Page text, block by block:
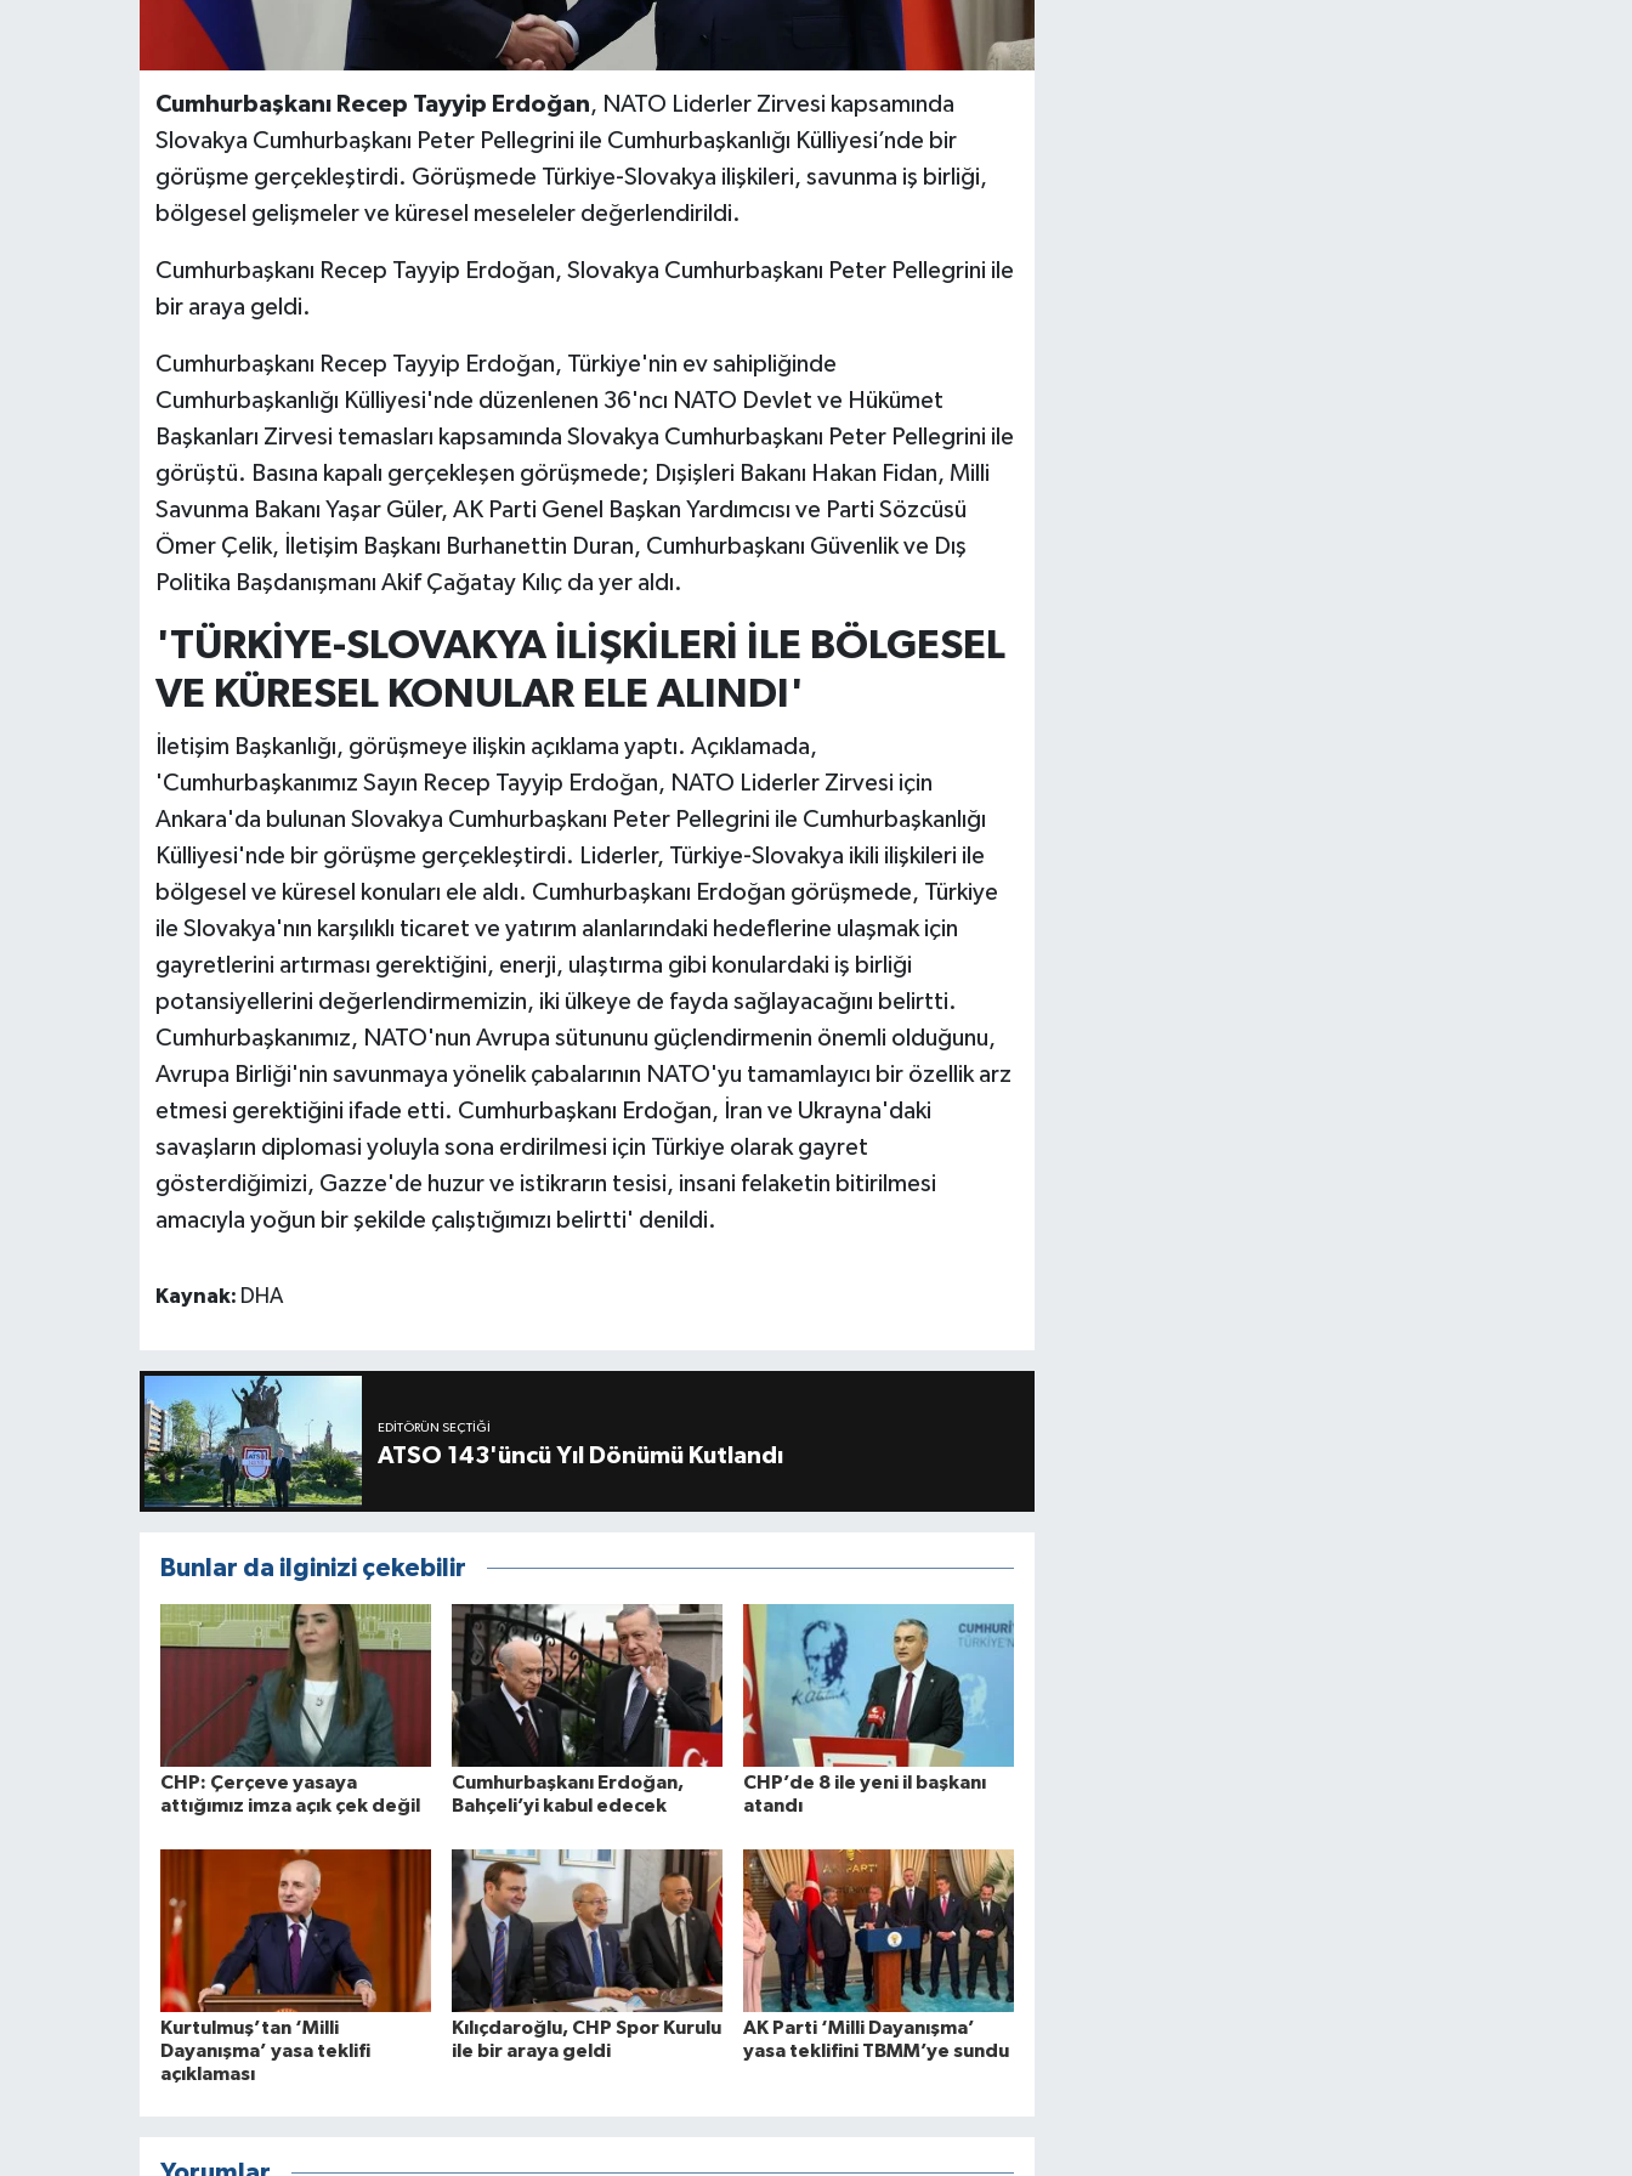
Cumhurbaşkanı Recep Tayyip Erdoğan, NATO Liderler Zirvesi kapsamında
Slovakya Cumhurbaşkanı Peter Pellegrini ile Cumhurbaşkanlığı Külliyesi’nde bir
görüşme gerçekleştirdi. Görüşmede Türkiye-Slovakya ilişkileri, savunma iş birliği,
bölgesel gelişmeler ve küresel meseleler değerlendirildi.
Cumhurbaşkanı Recep Tayyip Erdoğan, Slovakya Cumhurbaşkanı Peter Pellegrini ile
bir araya geldi.
Cumhurbaşkanı Recep Tayyip Erdoğan, Türkiye'nin ev sahipliğinde
Cumhurbaşkanlığı Külliyesi'nde düzenlenen 36'ncı NATO Devlet ve Hükümet
Başkanları Zirvesi temasları kapsamında Slovakya Cumhurbaşkanı Peter Pellegrini ile
görüştü. Basına kapalı gerçekleşen görüşmede; Dışişleri Bakanı Hakan Fidan, Milli
Savunma Bakanı Yaşar Güler, AK Parti Genel Başkan Yardımcısı ve Parti Sözcüsü
Ömer Çelik, İletişim Başkanı Burhanettin Duran, Cumhurbaşkanı Güvenlik ve Dış
Politika Başdanışmanı Akif Çağatay Kılıç da yer aldı.
'TÜRKİYE-SLOVAKYA İLİŞKİLERİ İLE BÖLGESEL
VE KÜRESEL KONULAR ELE ALINDI'
İletişim Başkanlığı, görüşmeye ilişkin açıklama yaptı. Açıklamada,
'Cumhurbaşkanımız Sayın Recep Tayyip Erdoğan, NATO Liderler Zirvesi için
Ankara'da bulunan Slovakya Cumhurbaşkanı Peter Pellegrini ile Cumhurbaşkanlığı
Külliyesi'nde bir görüşme gerçekleştirdi. Liderler, Türkiye-Slovakya ikili ilişkileri ile
bölgesel ve küresel konuları ele aldı. Cumhurbaşkanı Erdoğan görüşmede, Türkiye
ile Slovakya'nın karşılıklı ticaret ve yatırım alanlarındaki hedeflerine ulaşmak için
gayretlerini artırması gerektiğini, enerji, ulaştırma gibi konulardaki iş birliği
potansiyellerini değerlendirmemizin, iki ülkeye de fayda sağlayacağını belirtti.
Cumhurbaşkanımız, NATO'nun Avrupa sütununu güçlendirmenin önemli olduğunu,
Avrupa Birliği'nin savunmaya yönelik çabalarının NATO'yu tamamlayıcı bir özellik arz
etmesi gerektiğini ifade etti. Cumhurbaşkanı Erdoğan, İran ve Ukrayna'daki
savaşların diplomasi yoluyla sona erdirilmesi için Türkiye olarak gayret
gösterdiğimizi, Gazze'de huzur ve istikrarın tesisi, insani felaketin bitirilmesi
amacıyla yoğun bir şekilde çalıştığımızı belirtti' denildi.
Kaynak: DHA
EDITÖRÜN SEÇTIĞI
ATSO 143'üncü Yıl Dönümü Kutlandı
Bunlar da ilginizi çekebilir
CHP: Çerçeve yasaya
attığımız imza açık çek değil
Cumhurbaşkanı Erdoğan,
Bahçeli’yi kabul edecek
CHP’de 8 ile yeni il başkanı
atandı
Kurtulmuş’tan ‘Milli
Dayanışma’ yasa teklifi
açıklaması
Kılıçdaroğlu, CHP Spor Kurulu
ile bir araya geldi
AK Parti ‘Milli Dayanışma’
yasa teklifini TBMM’ye sundu